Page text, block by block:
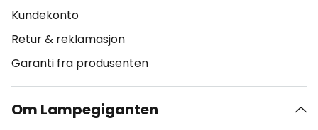
Kundekonto
Retur & reklamasjon
Garanti fra produsenten
Om Lampegiganten